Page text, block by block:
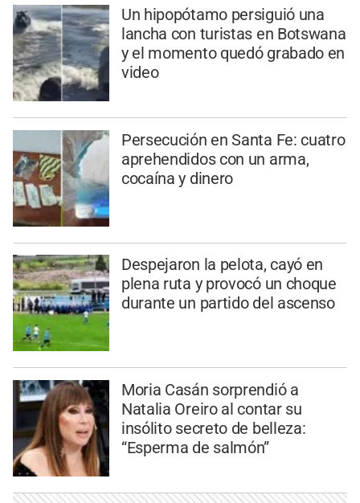
Un hipopótamo persiguió una
lancha con turistas en Botswana
y el momento quedó grabado en
video
Persecución en Santa Fe: cuatro
aprehendidos con un arma,
cocaína y dinero
Despejaron la pelota, cayó en
plena ruta y provocó un choque
durante un partido del ascenso
Moria Casán sorprendió a
Natalia Oreiro al contar su
insólito secreto de belleza:
“Esperma de salmón”